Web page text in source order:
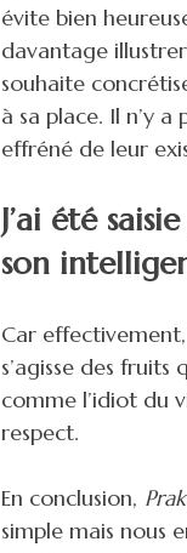
évite bien
davantage
souhaite
à sa place. Il n’y
effréné de leur
J’ai été
son
Car effectivement,
s’agisse des fruits
comme l’idiot du
respect.
En conclusion,
simple mais nous